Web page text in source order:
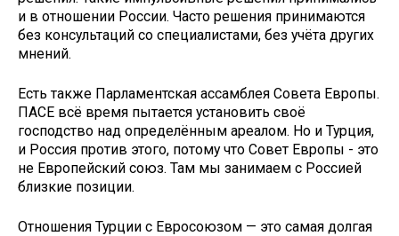
и в отношении России. Часто решения принимаются
без консультаций со специалистами, без учёта других
мнений.
Есть также Парламентская ассамблея Совета Европы.
ПАСЕ всё время пытается установить своё
господство над определённым ареалом. Но и Турция,
и Россия против этого, потому что Совет Европы - это
не Европейский союз. Там мы занимаем с Россией
близкие позиции.
Отношения Турции с Евросоюзом — это самая долгая